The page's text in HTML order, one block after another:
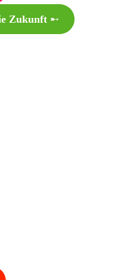
Zukunft➸